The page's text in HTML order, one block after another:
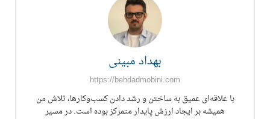
بهداد مبینی
https://behdadmobini.com
با علاقه‌ای عمیق به ساختن و رشد دادن کسب‌وکارها، تلاش من
همیشه بر ایجاد ارزش پایدار متمرکز بوده است. در مسیر